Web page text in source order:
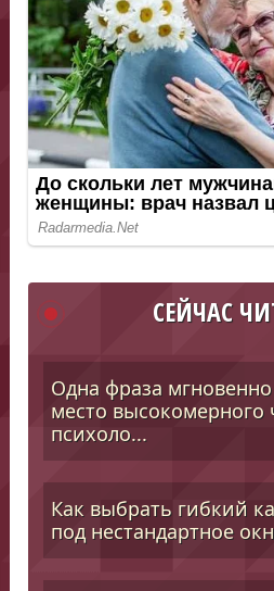
СЕЙЧАС
Одна фраза
место высокомерного
психоло...
Как выбрать гибкий
под нестандартное